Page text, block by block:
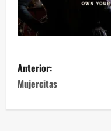
Anterior:
Mujercitas